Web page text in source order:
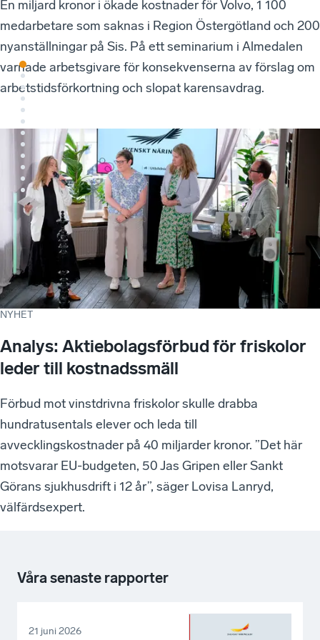
En miljard kronor i ökade kostnader för Volvo, 1 100
medarbetare som saknas i Region Östergötland och 200
nyanställningar på Sis. På ett seminarium i Almedalen
varnade arbetsgivare för konsekvenserna av förslag om
arbetstidsförkortning och slopat karensavdrag.
NYHET
Analys: Aktiebolagsförbud för friskolor
leder till kostnadssmäll
Förbud mot vinstdrivna friskolor skulle drabba
hundratusentals elever och leda till
avvecklingskostnader på 40 miljarder kronor. ”Det här
motsvarar EU-budgeten, 50 Jas Gripen eller Sankt
Görans sjukhusdrift i 12 år”, säger Lovisa Lanryd,
välfärdsexpert.
r
Våra senaste rapporter
21 juni 2026